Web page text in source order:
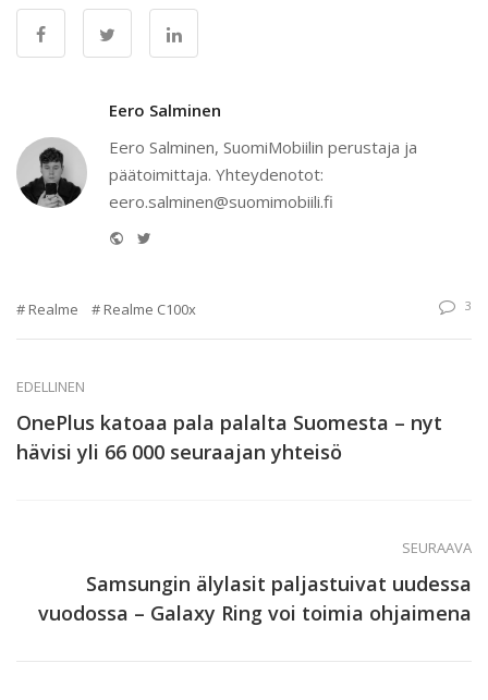
Eero Salminen
Eero Salminen, SuomiMobiilin perustaja ja
päätoimittaja. Yhteydenotot:
eero.salminen@suomimobiili.fi
Website
Realme Realme C100x 3
EDELLINEN
OnePlus katoaa pala palalta Suomesta – nyt
hävisi yli 66 000 seuraajan yhteisö
SEURAAVA
Samsungin älylasit paljastuivat uudessa
vuodossa – Galaxy Ring voi toimia ohjaimena